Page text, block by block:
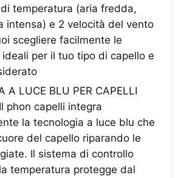
temperatura (aria fredda,
intensa) e 2 velocità del vento
scegliere facilmente le
per il tuo tipo di capello e
A LUCE BLU PER CAPELLI
phon capelli integra
la tecnologia a luce blu che
del capello riparando le
Il sistema di controllo
temperatura protegge dal